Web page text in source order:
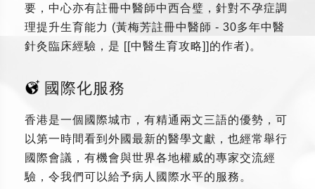
要，中心亦有註冊中醫師中西合璧，針對不孕症調
理提升生育能力 (黃梅芳註冊中醫師 - 30多年中醫
針灸臨床經驗，是 [[中醫生育攻略]]的作者)。
國際化服務
香港是一個國際城市，有精通兩文三語的優勢，可
以第一時間看到外國最新的醫學文獻，也經常舉行
國際會議，有機會與世界各地權威的專家交流經
驗，令我們可以給予病人國際水平的服務。